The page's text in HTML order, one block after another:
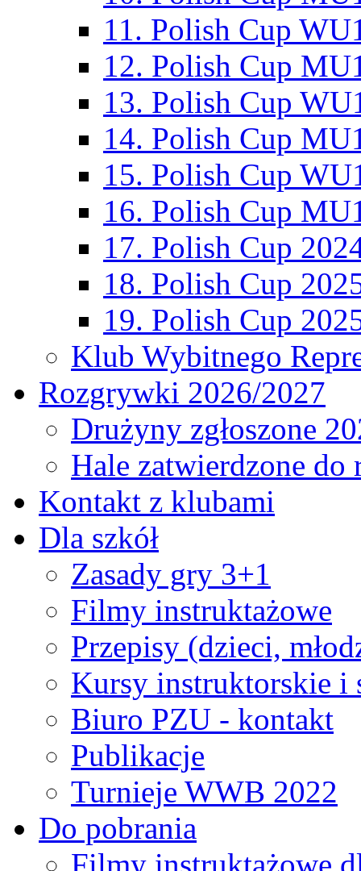
11. Polish Cup
12. Polish Cup
13. Polish Cup
14. Polish Cup
15. Polish Cup
16. Polish Cup
17. Polish Cup
18. Polish Cup
19. Polish Cup
Klub Wybitnego
Rozgrywki 2026/2027
Drużyny zgłoszone
Hale zatwierdzone
Kontakt z klubami
Dla szkół
Zasady gry 3+1
Filmy instruktażowe
Przepisy (dzieci,
Kursy instruktorskie i
Biuro PZU - kontakt
Publikacje
Turnieje WWB 2022
Do pobrania
Filmy instruktażowe